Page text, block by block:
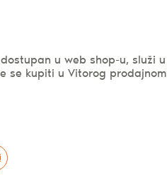
u web shop-u, služi u
se kupiti u Vitorog prodajnom